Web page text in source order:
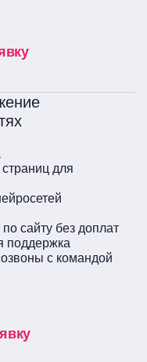
для
сайту без доплат
поддержка
с командой